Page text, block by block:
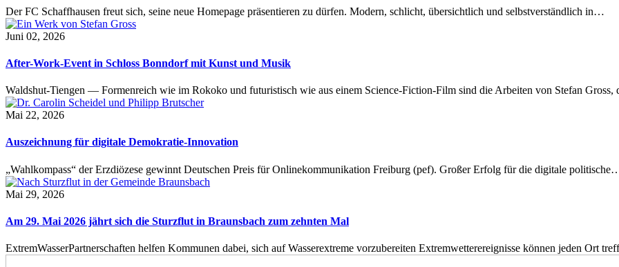
Der FC Schaffhausen freut sich, seine neue Homepage präsentieren zu dürfen. Modern, schlicht, übersichtlich und selbstverständlich in…
Juni 02, 2026
After-Work-Event in Schloss Bonndorf mit Kunst und Musik
Waldshut-Tiengen — Formenreich wie im Rokoko und futuristisch wie aus einem Science-Fiction-Film sind die Arbeiten von Stefan
Mai 22, 2026
Auszeichnung für digitale Demokratie-Innovation
„Wahlkompass“ der Erzdiözese gewinnt Deutschen Preis für Onlinekommunikation Freiburg (pef). Großer Erfolg für die digitale
Mai 29, 2026
Am 29. Mai 2026 jährt sich die Sturzflut in Braunsbach zum zehnten Mal
ExtremWasserPartnerschaften helfen Kommunen dabei, sich auf Wasserextreme vorzubereiten Extremwetterereignisse können jeden Ort